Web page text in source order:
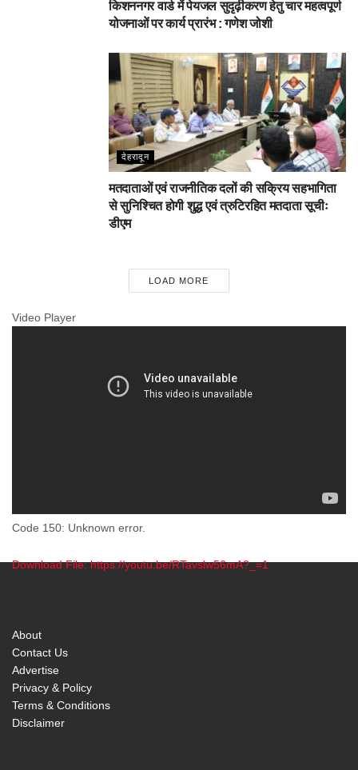
किशननगर वार्ड में पेयजल सुदृढ़ीकरण हेतु चार महत्वपूर्ण
योजनाओं पर कार्य प्रारंभ : गणेश जोशी
देहरादून
मतदाताओं एवं राजनीतिक दलों की सक्रिय सहभागिता
से सुनिश्चित होगी शुद्ध एवं त्रुटिरहित मतदाता सूचीः
डीएम
LOAD MORE
Video Player
Code 150: Unknown error.
Download File: https://youtu.be/RTavslw56mA?_=1
About
Contact Us
Advertise
Privacy & Policy
Terms & Conditions
Disclaimer